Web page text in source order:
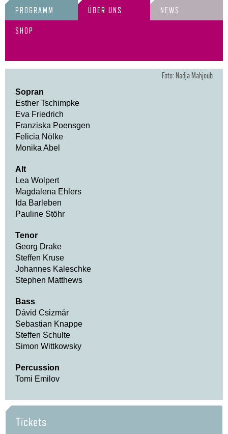
PROGRAMM ÜBER UNS NEWS
SHOP
Foto: Nadja Mahjoub
Sopran
Esther Tschimpke
Eva Friedrich
Franziska Poensgen
Felicia Nölke
Monika Abel
Alt
Lea Wolpert
Magdalena Ehlers
Ida Barleben
Pauline Stöhr
Tenor
Georg Drake
Steffen Kruse
Johannes Kaleschke
Stephen Matthews
Bass
Dávid Csizmár
Sebastian Knappe
Steffen Schulte
Simon Wittkowsky
Percussion
Tomi Emilov
Tickets